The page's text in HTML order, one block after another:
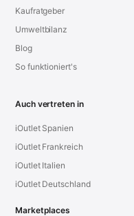
Kaufratgeber
Umweltbilanz
Blog
So funktioniert's
Auch vertreten in
iOutlet Spanien
iOutlet Frankreich
iOutlet Italien
iOutlet Deutschland
Marketplaces